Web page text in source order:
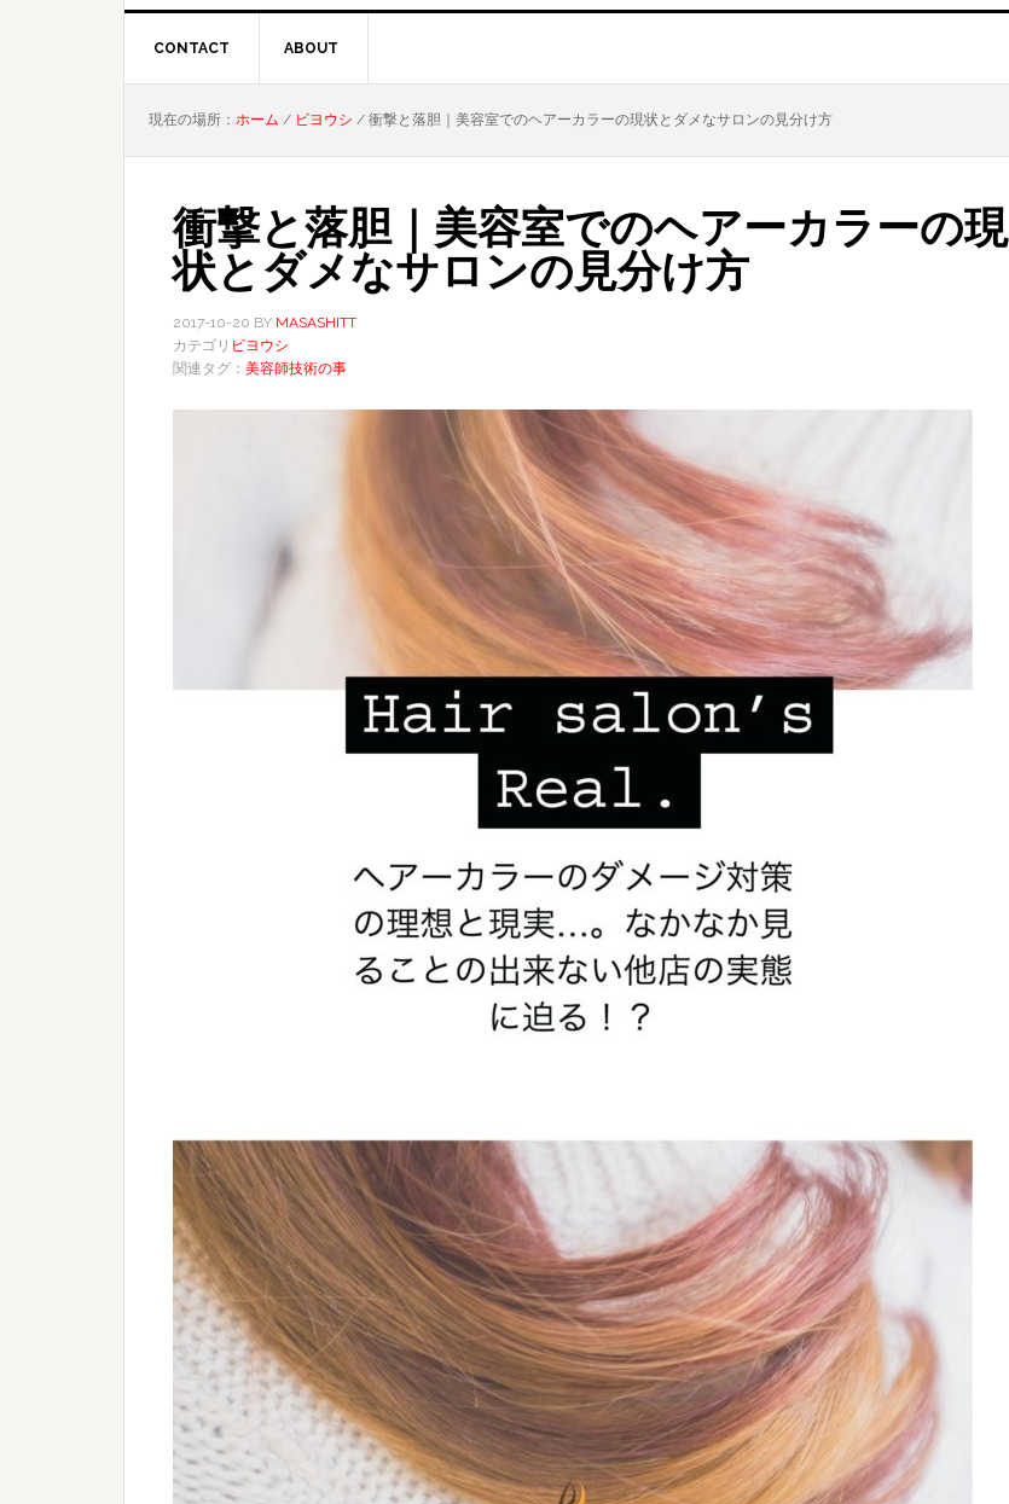
CONTACT ABOUT
現在の場所： ホーム / ビヨウシ / 衝撃と落胆｜美容室でのヘアーカラーの現状とダメなサロンの見分け方
衝撃と落胆｜美容室でのヘアーカラーの現
状とダメなサロンの見分け方
2017-10-20 BY MASASHITT
カテゴリ ビヨウシ
関連タグ： 美容師技術の事